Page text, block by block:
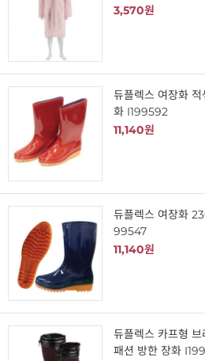
3,570원
듀플렉스 여장화
화 I199592
11,140원
듀플렉스 여장화
99547
11,140원
듀플렉스 카프형
패션 방한 장화